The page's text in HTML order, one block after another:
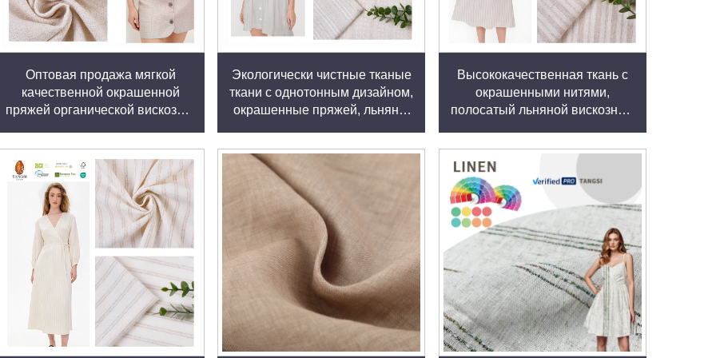
для активного образа жизни, а способность хорошо впитывать красители и обеспечивать
включая чистый лен, смесовые льно-хлопковые ткани, гибриды льна и конопли, а также технические
характеристик. Такое разнообразие гарантирует, что мы сможем удовлетворить конкретные
модельеров до ценителей домашнего декора.
ткачества и отделки — гарантирует стабильное качество и возможность индивидуальных
Оптовая продажа мягкой
качественной окрашенной
пряжей органической вискозно-
Экологически чистные тканые
ткани с однотонным дизайном,
окрашенные пряжей, льняно-
Высококачественная ткань с
окрашенными нитями,
полосатый льняной вискозный